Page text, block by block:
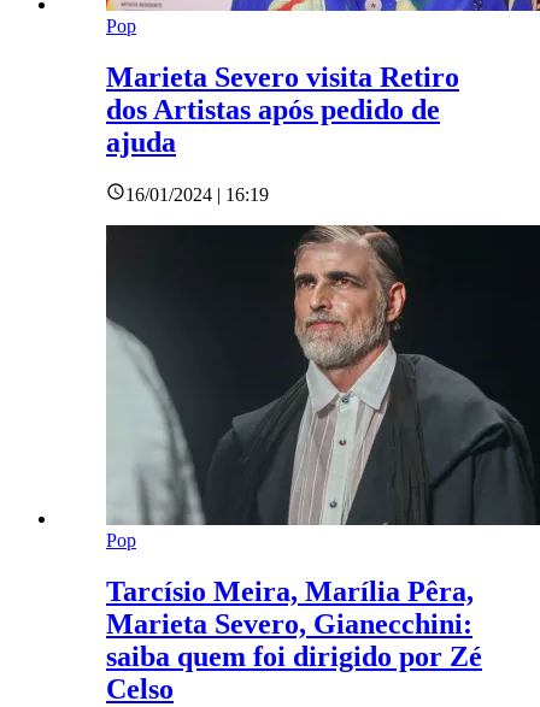
Pop
Marieta Severo visita Retiro
dos Artistas após pedido de
ajuda
16/01/2024 | 16:19
Pop
Tarcísio Meira, Marília Pêra,
Marieta Severo, Gianecchini:
saiba quem foi dirigido por Zé
Celso